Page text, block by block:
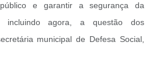
e garantir a segurança da
incluindo agora, a questão dos
municipal de Defesa Social,